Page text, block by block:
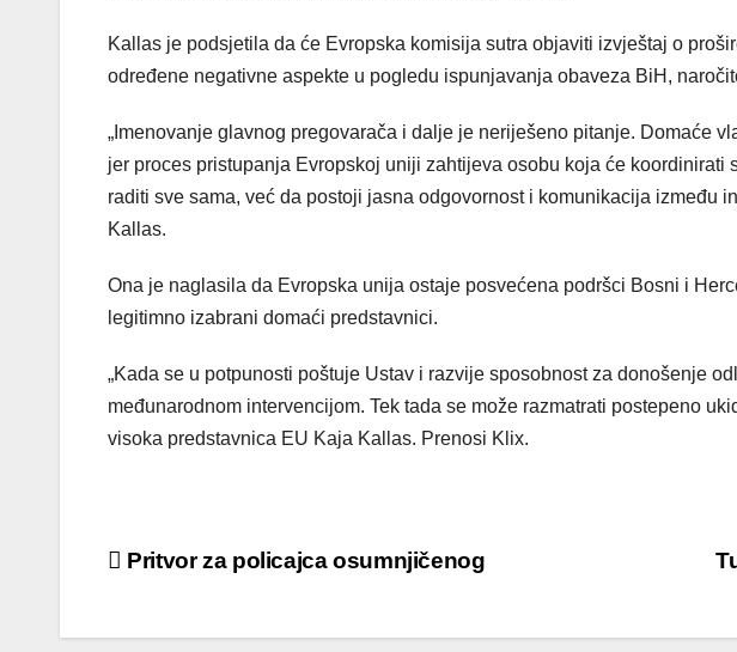
Kallas je podsjetila da će Evropska komisija sutra objaviti izvještaj o
određene negativne aspekte u pogledu ispunjavanja obaveza BiH,
„Imenovanje glavnog pregovarača i dalje je neriješeno pitanje. Domaće
jer proces pristupanja Evropskoj uniji zahtijeva osobu koja će koordinirati
raditi sve sama, već da postoji jasna odgovornost i komunikacija između
Kallas.
Ona je naglasila da Evropska unija ostaje posvećena podršci Bosni i
legitimno izabrani domaći predstavnici.
„Kada se u potpunosti poštuje Ustav i razvije sposobnost za donošenje
međunarodnom intervencijom. Tek tada se može razmatrati postepeno
visoka predstavnica EU Kaja Kallas. Prenosi Klix.
Post
Pritvor za policajca osumnjičenog